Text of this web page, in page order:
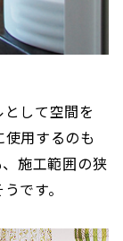
して空間を
用するのも
施工範囲の狭
です。